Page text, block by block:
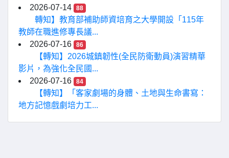
2026-07-14
88
轉知】教育部補助師資培育之大學開設「115年
教師在職進修專長議...
2026-07-16
86
【轉知】2026城鎮韌性(全民防衛動員)演習精華
影片，為強化全民國...
2026-07-16
84
【轉知】「客家劇場的身體、土地與生命書寫：
地方記憶戲劇培力工...